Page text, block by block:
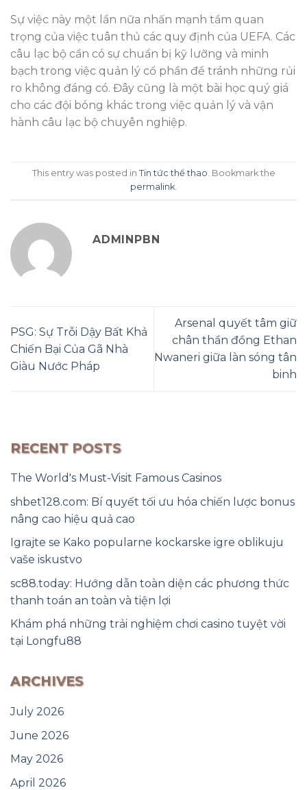
Sự việc này một lần nữa nhấn mạnh tầm quan
trọng của việc tuân thủ các quy định của UEFA. Các
câu lạc bộ cần có sự chuẩn bị kỹ lưỡng và minh
bạch trong việc quản lý cổ phần để tránh những rủi
ro không đáng có. Đây cũng là một bài học quý giá
cho các đội bóng khác trong việc quản lý và vận
hành câu lạc bộ chuyên nghiệp.
This entry was posted in Tin tức thể thao. Bookmark the
permalink.
ADMINPBN
PSG: Sự Trỗi Dậy Bất Khả
Chiến Bại Của Gã Nhà
Giàu Nước Pháp
Arsenal quyết tâm giữ
chân thần đồng Ethan
Nwaneri giữa làn sóng tân
binh
RECENT POSTS
The World's Must-Visit Famous Casinos
shbet128.com: Bí quyết tối ưu hóa chiến lược bonus
nâng cao hiệu quả cao
Igrajte se Kako popularne kockarske igre oblikuju
vaše iskustvo
sc88.today: Hướng dẫn toàn diện các phương thức
thanh toán an toàn và tiện lợi
Khám phá những trải nghiệm chơi casino tuyệt vời
tại Longfu88
ARCHIVES
July 2026
June 2026
May 2026
April 2026